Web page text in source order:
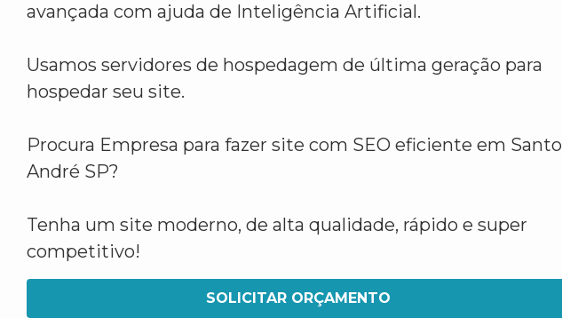
avançada com ajuda de Inteligência Artificial.
Usamos servidores de hospedagem de última geração para
hospedar seu site.
Procura Empresa para fazer site com SEO eficiente em Santo
André SP?
Tenha um site moderno, de alta qualidade, rápido e super
competitivo!
SOLICITAR ORÇAMENTO